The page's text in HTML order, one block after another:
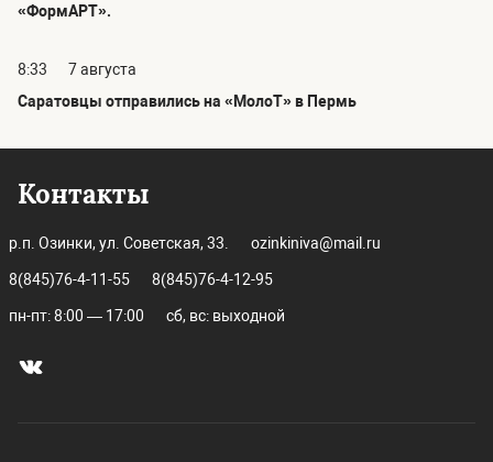
«ФормАРТ».
8:33
7 августа
Саратовцы отправились на «МолоТ» в Пермь
Контакты
р.п. Озинки, ул. Советская, 33. ozinkiniva@mail.ru
8(845)76-4-11-55 8(845)76-4-12-95
пн-пт: 8:00 — 17:00 сб, вс: выходной